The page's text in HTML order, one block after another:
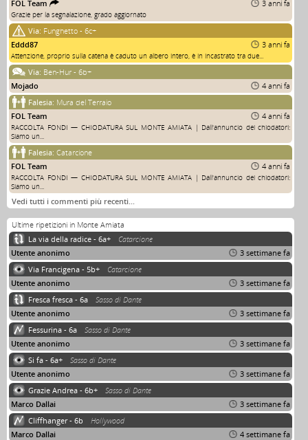
FOL Team
3 anni fa
Grazie per la segnalazione, grado aggiornato
Via: Funghetto - 6c+
Eddd87
3 anni fa
Attenzione, proprio sulla catena è caduto un albero intero, è in incastrato tra due...
Via: Ben-Hur - 6b+
Mojado
4 anni fa
Falesia: Mura del Terraio
FOL Team
4 anni fa
RACCOLTA FONDI — CHIODATURA SUL MONTE AMIATA | Dall'annuncio dei chiodatori:
Siamo un...
Falesia: Catarcione
FOL Team
4 anni fa
RACCOLTA FONDI — CHIODATURA SUL MONTE AMIATA | Dall'annuncio dei chiodatori:
Siamo un...
Vedi tutti i commenti più recenti…
Ultime ripetizioni in Monte Amiata
La via della radice - 6a+
Catarcione
Utente anonimo
3 settimane fa
Via Francigena - 5b+
Catarcione
Utente anonimo
3 settimane fa
Fresca fresca - 6a
Sasso di Dante
Utente anonimo
3 settimane fa
Fessurina - 6a
Sasso di Dante
Utente anonimo
3 settimane fa
Si fa - 6a+
Sasso di Dante
Utente anonimo
3 settimane fa
Grazie Andrea - 6b+
Sasso di Dante
Marco Dallai
3 settimane fa
Cliffhanger - 6b
Hollywood
Marco Dallai
4 settimane fa